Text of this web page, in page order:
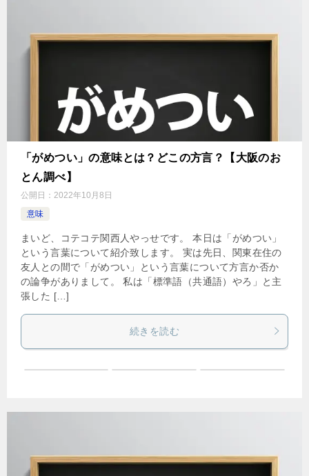
「がめつい」の意味とは？どこの方言？【大阪のお
とん調べ】
公開日： 2022年10月8日
意味
まいど、コテコテ関西人やっせです。 本日は「がめつい」
という言葉について紹介致します。 実は先日、関東在住の
友人との間で「がめつい」という言葉について方言か否か
の論争がありまして。 私は「標準語（共通語）やろ」と主
張した […]
続きを読む